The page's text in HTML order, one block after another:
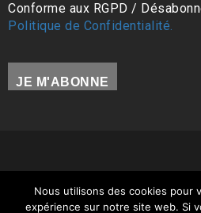
Conforme aux RGPD /
Politique de Confidentialité.
Ostéopathe 97412 |
Nous utilisons des cookies pour
expérience sur notre site web. Si